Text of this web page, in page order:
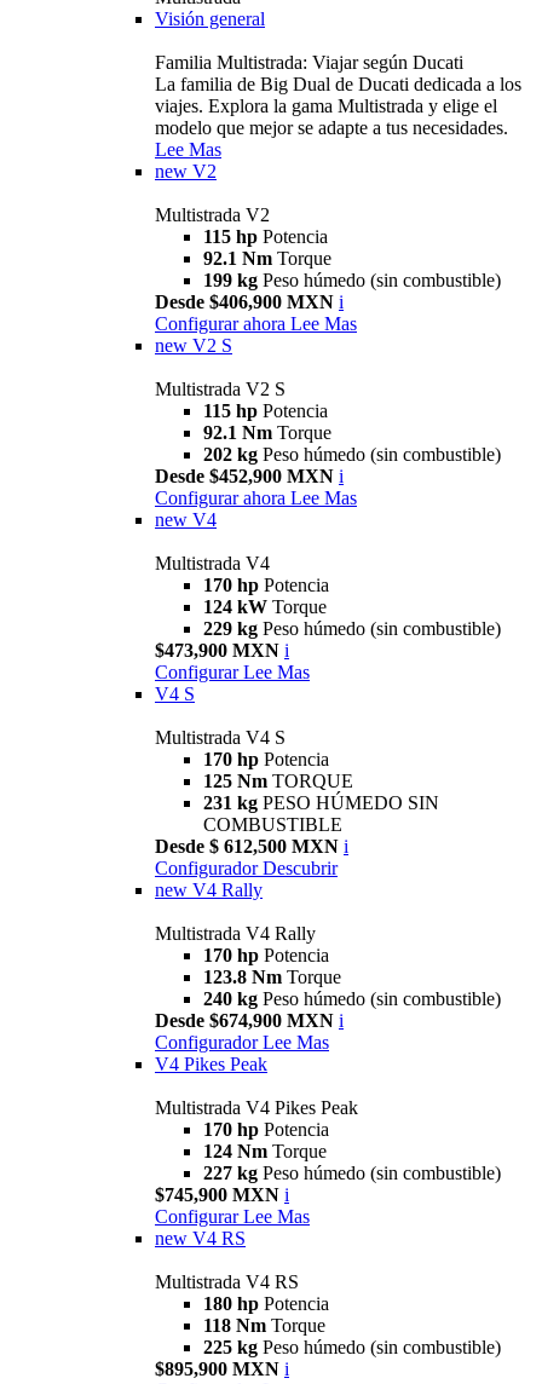
Visión general
Familia Multistrada: Viajar según Ducati
La familia de Big Dual de Ducati dedicada a los
viajes. Explora la gama Multistrada y elige el
modelo que mejor se adapte a tus necesidades.
Lee Mas
new V2
Multistrada V2
115 hp Potencia
92.1 Nm Torque
199 kg Peso húmedo (sin combustible)
Desde $406,900 MXN i
Configurar ahora Lee Mas
new V2 S
Multistrada V2 S
115 hp Potencia
92.1 Nm Torque
202 kg Peso húmedo (sin combustible)
Desde $452,900 MXN i
Configurar ahora Lee Mas
new V4
Multistrada V4
170 hp Potencia
124 kW Torque
229 kg Peso húmedo (sin combustible)
$473,900 MXN i
Configurar Lee Mas
V4 S
Multistrada V4 S
170 hp Potencia
125 Nm TORQUE
231 kg PESO HÚMEDO SIN
COMBUSTIBLE
Desde $ 612,500 MXN i
Configurador Descubrir
new V4 Rally
Multistrada V4 Rally
170 hp Potencia
123.8 Nm Torque
240 kg Peso húmedo (sin combustible)
Desde $674,900 MXN i
Configurador Lee Mas
V4 Pikes Peak
Multistrada V4 Pikes Peak
170 hp Potencia
124 Nm Torque
227 kg Peso húmedo (sin combustible)
$745,900 MXN i
Configurar Lee Mas
new V4 RS
Multistrada V4 RS
180 hp Potencia
118 Nm Torque
225 kg Peso húmedo (sin combustible)
$895,900 MXN i